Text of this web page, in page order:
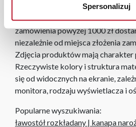
Spersonalizuj
zamówień internetowych czas
roboczych, również na terenie
zamówienia powyżej 1000 zł
niezależnie od miejsca złożenia
Zdjęcia produktów mają charakter
Rzeczywiste kolory i struktura
się od widocznych na ekranie,
monitora, rodzaju wyświetlacza i
Popularne wyszukiwania:
ławostół rozkładany | kanapa